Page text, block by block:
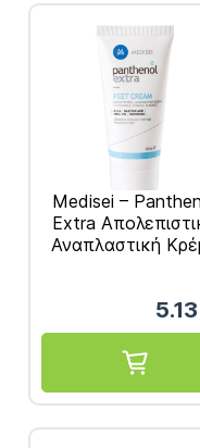
Medisei –
Extra
Αναπλαστική
5.13